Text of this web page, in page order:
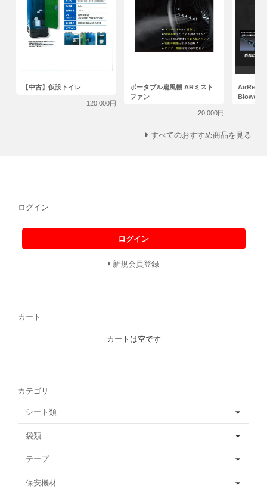
【中古】仮設トイレ
120,000円
ポータブル扇風機 ARミスト
ファン
20,000円
Blower
すべてのおすすめ商品を見る
ログイン
ログイン
新規会員登録
カート
カートは空です
カテゴリ
シート類
袋類
テープ
保安機材